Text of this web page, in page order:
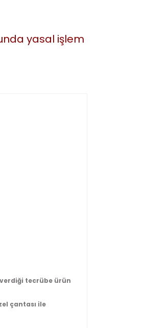
yasal işlem
verdiği tecrübe ürün
çantası ile